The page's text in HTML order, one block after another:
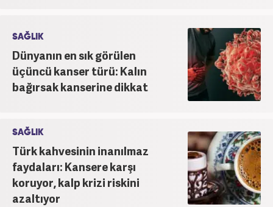
SAĞLIK
Dünyanın en sık görülen
üçüncü kanser türü: Kalın
bağırsak kanserine dikkat
SAĞLIK
Türk kahvesinin inanılmaz
faydaları: Kansere karşı
koruyor, kalp krizi riskini
azaltıyor